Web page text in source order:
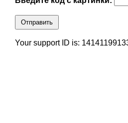
Отправить
Your support ID is: